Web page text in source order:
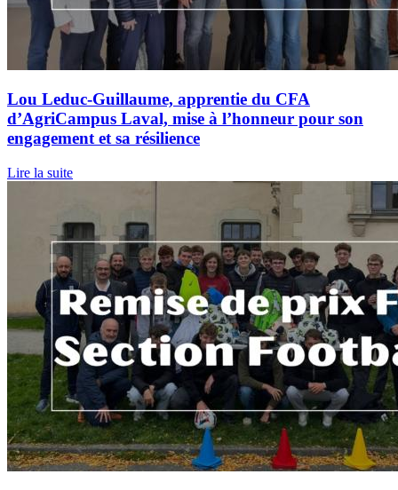
Lou Leduc-Guillaume, apprentie du CFA
d’AgriCampus Laval, mise à l’honneur pour son
engagement et sa résilience
Lire la suite